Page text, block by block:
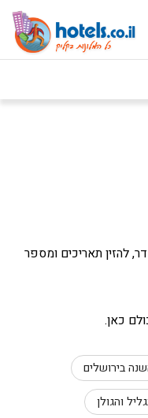
להזין תאריכים ומספר
כאן.
בירושלים
והגולן